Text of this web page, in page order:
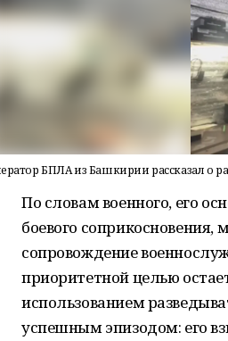
БПЛА из Башкирии рассказал о
По словам военного, его
боевого
сопровождение
приоритетной целью
использованием
успешным эпизодом: его